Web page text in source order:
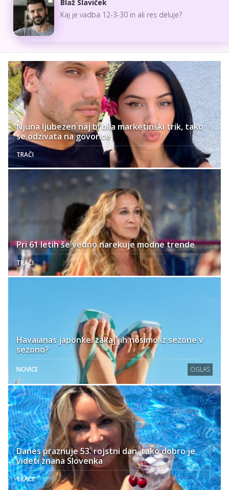
Blaž Slaviček
Kaj je vadba 12-3-30 in ali res deluje?
Njuna ljubezen naj bi bila marketinški trik, tako
se odzivata na govorice
TRAČI
Pri 61 letih še vedno narekuje modne trende
TRAČI
Havaianas japonke: zakaj jih nosimo iz sezone v
sezono?
NOVICE OGLAS
Danes praznuje 53. rojstni dan, tako dobro je
videti znana Slovenka
TRAČI